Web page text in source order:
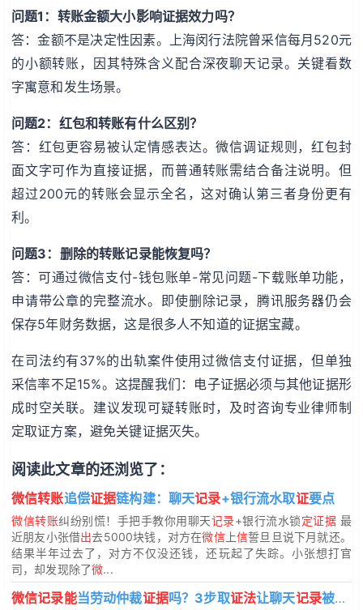
问题1：转账金额大小影响证据效力吗？
答：金额不是决定性因素。上海闵行法院曾采信每月520元
的小额转账，因其特殊含义配合深夜聊天记录。关键看数
字寓意和发生场景。
问题2：红包和转账有什么区别？
答：红包更容易被认定情感表达。微信调证规则，红包封
面文字可作为直接证据，而普通转账需结合备注说明。但
超过200元的转账会显示全名，这对确认第三者身份更有
利。
问题3：删除的转账记录能恢复吗？
答：可通过微信支付-钱包账单-常见问题-下载账单功能，
申请带公章的完整流水。即使删除记录，腾讯服务器仍会
保存5年财务数据，这是很多人不知道的证据宝藏。
在司法约有37%的出轨案件使用过微信支付证据，但单独
采信率不足15%。这提醒我们：电子证据必须与其他证据形
成时空关联。建议发现可疑转账时，及时咨询专业律师制
定取证方案，避免关键证据灭失。
阅读此文章的还浏览了：
微信转账追偿证据链构建：聊天记录+银行流水取证要点
微信转账纠纷别慌！手把手教你用聊天记录+银行流水锁定证据 最
近朋友小张借出去5000块钱，对方在微信上信誓旦旦说下月就还。
结果半年过去了，对方不仅没还钱，还玩起了失踪。小张想打官
司，却发现除了微...
微信记录能当劳动仲裁证据吗？3步取证法让聊天记录被采